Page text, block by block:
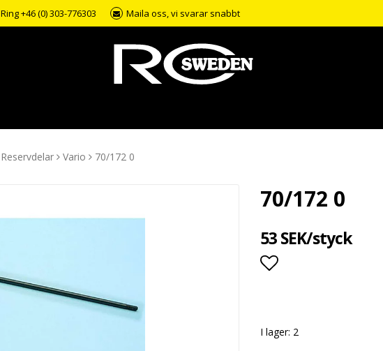
Ring +46 (0) 303-776303 Maila oss, vi svarar snabbt
Reservdelar Vario 70/172 0
70/172 0
53 SEK/styck
I lager: 2